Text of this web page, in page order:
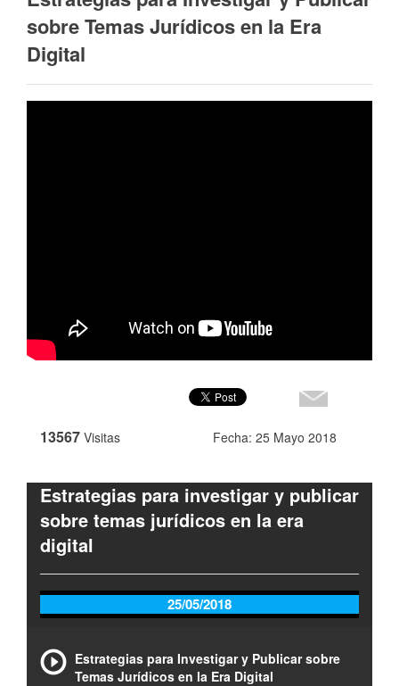
sobre Temas Jurídicos en la Era
Digital
13567 Visitas Fecha: 25 Mayo 2018
Estrategias para investigar y publicar
sobre temas jurídicos en la era
digital
25/05/2018
Estrategias para Investigar y Publicar sobre
Temas Jurídicos en la Era Digital